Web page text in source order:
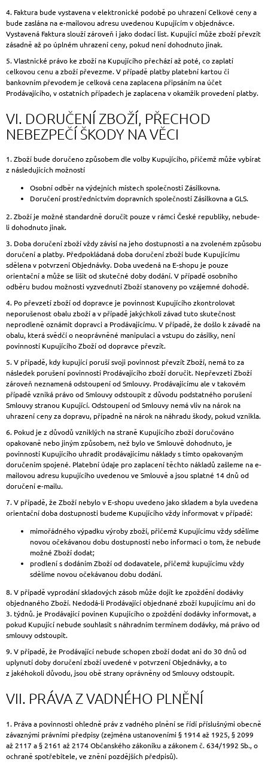
4. Faktura bude vystavena v elektronické podobě po uhrazení Celkové ceny a
bude zaslána na e-mailovou adresu uvedenou Kupujícím v objednávce.
Vystavená Faktura slouží zároveň i jako dodací list. Kupující může zboží převzít
zásadně až po úplném uhrazení ceny, pokud není dohodnuto jinak.
5. Vlastnické právo ke zboží na Kupujícího přechází až poté, co zaplatí
celkovou cenu a zboží převezme. V případě platby platební kartou či
bankovním převodem je celková cena zaplacena připsáním na účet
Prodávajícího, v ostatních případech je zaplacena v okamžik provedení platby.
VI. DORUČENÍ ZBOŽÍ, PŘECHOD
NEBEZPEČÍ ŠKODY NA VĚCI
1. Zboží bude doručeno způsobem dle volby Kupujícího, přičemž může vybírat
z následujících možností
Osobní odběr na výdejních místech společnosti Zásilkovna.
Doručení prostřednictvím dopravních společností Zásilkovna a GLS.
2. Zboží je možné standardně doručit pouze v rámci České republiky, nebude-
li dohodnuto jinak.
3. Doba doručení zboží vždy závisí na jeho dostupnosti a na zvoleném způsobu
doručení a platby. Předpokládaná doba doručení zboží bude Kupujícímu
sdělena v potvrzení Objednávky. Doba uvedená na E-shopu je pouze
orientační a může se lišit od skutečné doby dodání. V případě osobního
odběru budou možnosti vyzvednutí Zboží stanoveny po vzájemné dohodě.
4. Po převzetí zboží od dopravce je povinnost Kupujícího zkontrolovat
neporušenost obalu zboží a v případě jakýchkoli závad tuto skutečnost
neprodleně oznámit dopravci a Prodávajícímu. V případě, že došlo k závadě na
obalu, která svědčí o neoprávněné manipulaci a vstupu do zásilky, není
povinností Kupujícího Zboží od dopravce převzít.
5. V případě, kdy kupující poruší svoji povinnost převzít Zboží, nemá to za
následek porušení povinnosti Prodávajícího zboží doručit. Nepřevzetí Zboží
zároveň neznamená odstoupení od Smlouvy. Prodávajícímu ale v takovém
případě vzniká právo od Smlouvy odstoupit z důvodu podstatného porušení
Smlouvy stranou Kupující. Odstoupení od Smlouvy nemá vliv na nárok na
uhrazení ceny za dopravu, případně na nárok na náhradu škody, pokud vznikla.
6. Pokud je z důvodů vzniklých na straně Kupujícího zboží doručováno
opakovaně nebo jiným způsobem, než bylo ve Smlouvě dohodnuto, je
povinností Kupujícího uhradit prodávajícímu náklady s tímto opakovaným
doručením spojené. Platební údaje pro zaplacení těchto nákladů zašleme na e-
mailovou adresu kupujícího uvedenou ve Smlouvě a jsou splatné 14 dnů od
doručení e-mailu.
7. V případě, že Zboží nebylo v E-shopu uvedeno jako skladem a byla uvedena
orientační doba dostupnosti budeme Kupujícího vždy informovat v případě:
mimořádného výpadku výroby zboží, přičemž Kupujícímu vždy sdělíme
novou očekávanou dobu dostupnosti nebo informaci o tom, že nebude
možné Zboží dodat;
prodlení s dodáním Zboží od dodavatele, přičemž kupujícímu vždy
sdělíme novou očekávanou dobu dodání.
8. V případě vyprodání skladových zásob může dojít ke zpoždění dodávky
objednaného Zboží. Nedodá-li Prodávající objednané zboží kupujícímu ani do
3. týdnů. je Prodávající povinen Kupujícího o zpoždění dodávky informovat, a
pokud Kupující nebude souhlasit s náhradním termínem dodávky, má právo od
smlouvy odstoupit.
9. V případě, že Prodávající nebude schopen zboží dodat ani do 30 dnů od
uplynutí doby doručení zboží uvedené v potvrzení Objednávky, a to
z jakéhokoli důvodu, jsou obě strany oprávněny od Smlouvy odstoupit.
VII. PRÁVA Z VADNÉHO PLNĚNÍ
1. Práva a povinnosti ohledně práv z vadného plnění se řídí příslušnými obecně
závaznými právními předpisy (zejména ustanoveními § 1914 až 1925, § 2099
až 2117 a § 2161 až 2174 Občanského zákoníku a zákonem č. 634/1992 Sb., o
ochraně spotřebitele, ve znění pozdějších předpisů).